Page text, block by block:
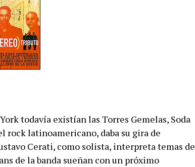
todavía existían las Torres Gemelas, Soda
rock latinoamericano, daba su gira de
Cerati, como solista, interpreta temas de
de la banda sueñan con un próximo